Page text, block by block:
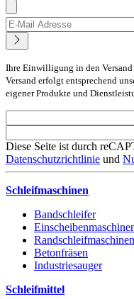
Ihre Einwilligung in den
Versand erfolgt entsprechend
eigener Produkte und
Diese Seite ist durch
Datenschutzrichtlinie und
Schleifmaschinen
Bandschleifer
Randschleifmaschinen
Betonfräsen
Industriesauger
Schleifmittel